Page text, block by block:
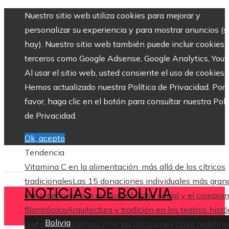
Nuestro sitio web utiliza cookies para mejorar y
personalizar su experiencia y para mostrar anuncios
hay). Nuestro sitio web también puede incluir cookies
terceros como Google Adsense, Google Analytics,
Al usar el sitio web, usted consiente el uso de cookies.
Hemos actualizado nuestra Política de Privacidad. Por
favor, haga clic en el botón para consultar nuestra
de Privacidad.
Ok, acepto
Tendencia
Vitamina C en la alimentación: más allá de los cítricos
tradicionalesLas 15 donaciones individuales más
que redefinieron la responsabilidad social y el
filantrópicoArquitectura y tradición en los teatros
que siguen abiertos
Cómo las decisiones clave
NOTICIAS DE BOLIVIA
Bolivia